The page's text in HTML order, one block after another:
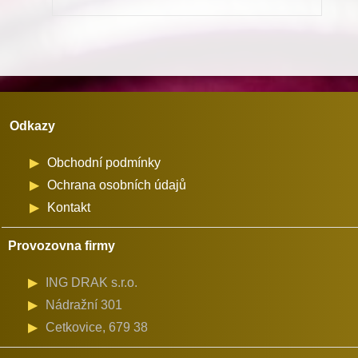
Odkazy
Obchodní podmínky
Ochrana osobních údajů
Kontakt
Provozovna firmy
ING DRAK s.r.o.
Nádražní 301
Cetkovice, 679 38